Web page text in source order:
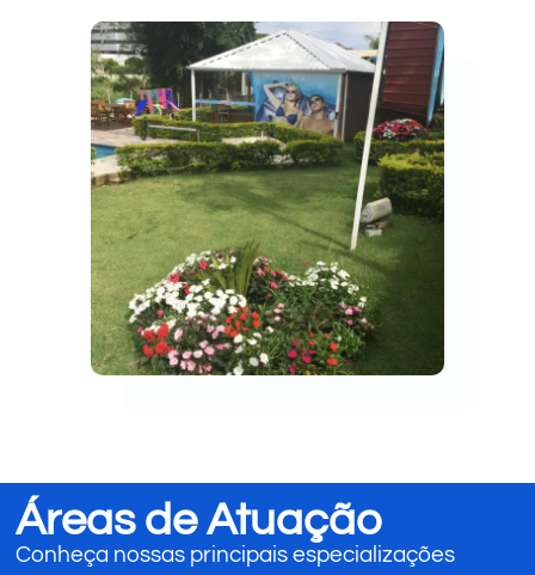
Áreas de Atuação
Conheça nossas principais especializações